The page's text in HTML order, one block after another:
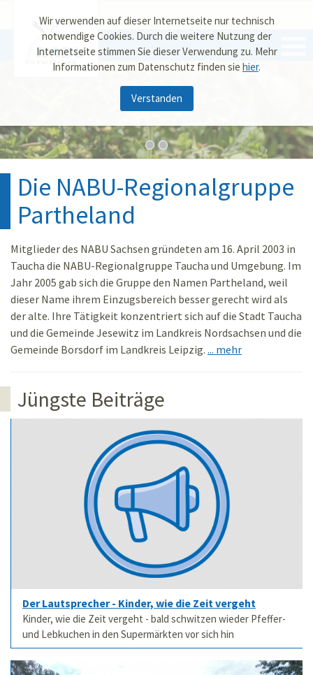
Wir verwenden auf dieser Internetseite nur technisch
notwendige Cookies. Durch die weitere Nutzung der
Internetseite stimmen Sie dieser Verwendung zu. Mehr
Informationen zum Datenschutz finden sie hier.
Verstanden
RG Partheland
Die NABU-Regionalgruppe
Partheland
Mitglieder des NABU Sachsen gründeten am 16. April 2003 in
Taucha die NABU-Regionalgruppe Taucha und Umgebung. Im
Jahr 2005 gab sich die Gruppe den Namen Partheland, weil
dieser Name ihrem Einzugsbereich besser gerecht wird als
der alte. Ihre Tätigkeit konzentriert sich auf die Stadt Taucha
und die Gemeinde Jesewitz im Landkreis Nordsachsen und die
Gemeinde Borsdorf im Landkreis Leipzig. ... mehr
Jüngste Beiträge
Der Lautsprecher - Kinder, wie die Zeit vergeht
Kinder, wie die Zeit vergeht - bald schwitzen wieder Pfeffer-
und Lebkuchen in den Supermärkten vor sich hin